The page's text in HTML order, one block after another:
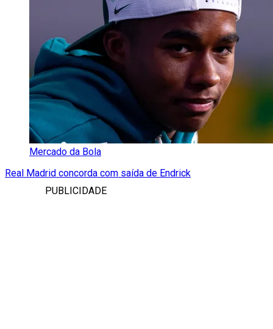
Mercado da Bola
Real Madrid concorda com saída de Endrick
PUBLICIDADE